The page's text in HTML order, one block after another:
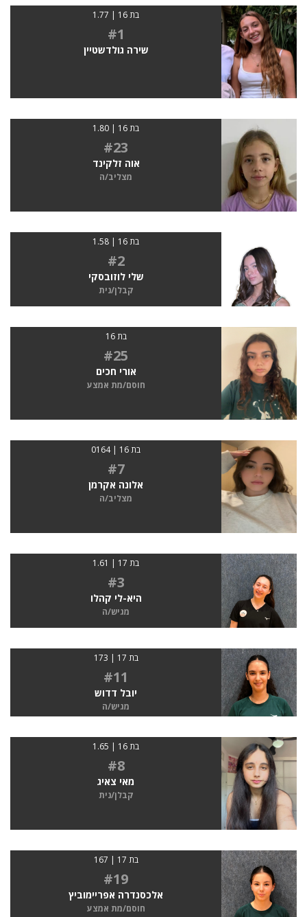
בת 16 | 1.77
#1
שירה גולדשטיין
בת 16 | 1.80
#23
אוה זלקינד
מצליב/ה
בת 16 | 1.58
#2
שלי לוזובסקי
קבלן/נית
בת 16
#25
אורי חכים
חוסם/מת אמצע
בת 16 | 0164
#7
אלונה אקרמן
מצליב/ה
בת 17 | 1.61
#3
היא-לי קהלו
מגיש/ה
בת 17 | 173
#11
יובל דדוש
מגיש/ה
בת 16 | 1.65
#8
מאי צאיג
קבלן/נית
בת 17 | 167
#19
אלכסנדרה אפריימוביץ
חוסם/מת אמצע